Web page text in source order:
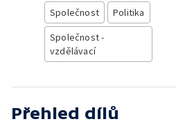
Společnost
Politika
Společnost -
vzdělávací
Přehled dílů